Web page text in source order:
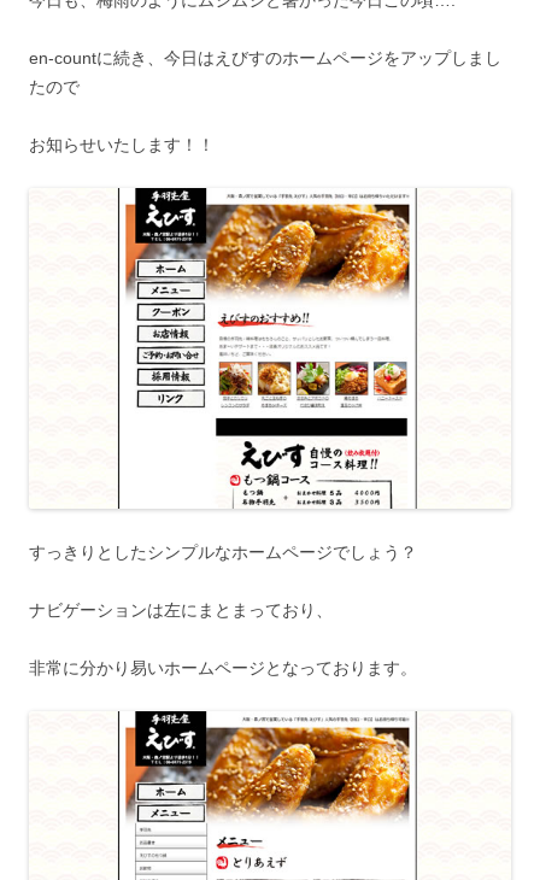
en-countに続き、今日はえびすのホームページをアップしまし
たので
お知らせいたします！！
すっきりとしたシンプルなホームページでしょう？
ナビゲーションは左にまとまっており、
非常に分かり易いホームページとなっております。